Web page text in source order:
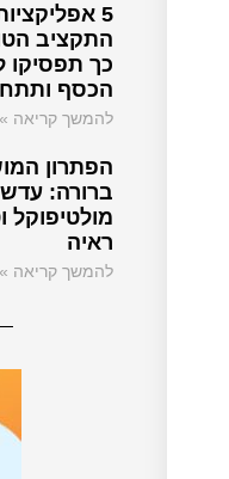
5
התקציב
כך תפסיקו
הכסף
להמשך קריאה »
הפתרון
ברורה:
מולטיפוקל
ראיה
להמשך קריאה »